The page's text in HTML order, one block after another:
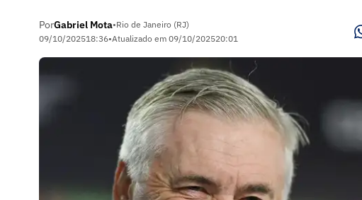
PorGabriel Mota•Rio de Janeiro (RJ)
09/10/202518:36•Atualizado em 09/10/202520:01